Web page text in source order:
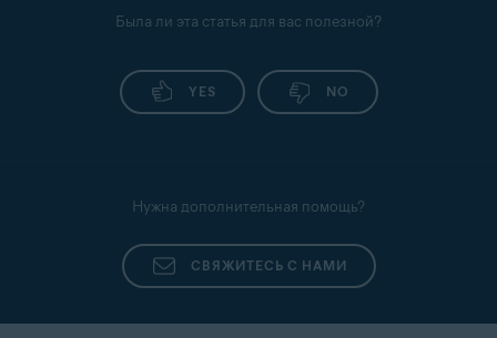
Была ли эта статья для вас полезной?
YES NO
Нужна дополнительная помощь?
СВЯЖИТЕСЬ С НАМИ